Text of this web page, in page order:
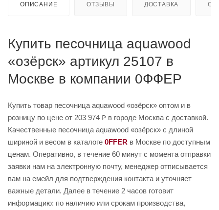
ОПИСАНИЕ ОТЗЫВЫ ДОСТАВКА
Купить песочница aquawood
«озёрск» артикул 25107 в
Москве в компании 0ФФЕР
Купить товар песочница aquawood «озёрск» оптом и в
розницу по цене от 203 974 ₽ в городе Москва с доставкой.
Качественные песочница aquawood «озёрск» с длиной
шириной и весом в каталоге 0FFER в Москве по доступным
ценам. Оперативно, в течение 60 минут с момента отправки
заявки нам на электронную почту, менеджер отписывается
вам на емейл для подтверждения контакта и уточняет
важные детали. Далее в течение 2 часов готовит
информацию: по наличию или срокам производства,